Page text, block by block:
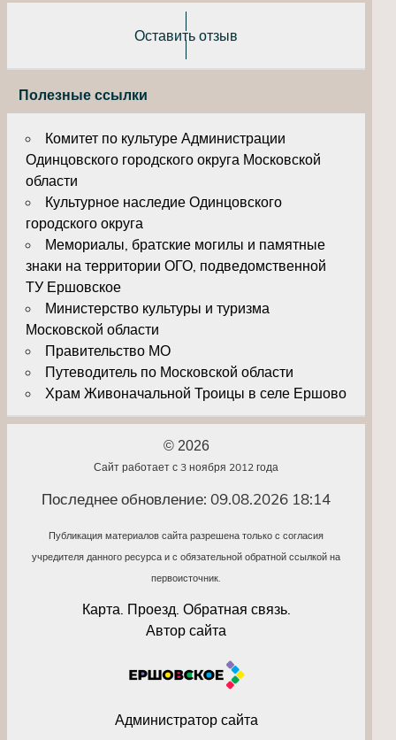
Оставить отзыв
Полезные ссылки
Комитет по культуре Администрации
Одинцовского городского округа Московской
области
Культурное наследие Одинцовского
городского округа
Мемориалы, братские могилы и памятные
знаки на территории ОГО, подведомственной
ТУ Ершовское
Министерство культуры и туризма
Московской области
Правительство МО
Путеводитель по Московской области
Храм Живоначальной Троицы в селе Ершово
© 2026
Сайт работает с 3 ноября 2012 года
Последнее обновление: 09.08.2026 18:14
Публикация материалов сайта разрешена только с согласия
учредителя данного ресурса и с обязательной обратной ссылкой на
первоисточник.
Карта. Проезд. Обратная связь.
Автор сайта
Администратор сайта